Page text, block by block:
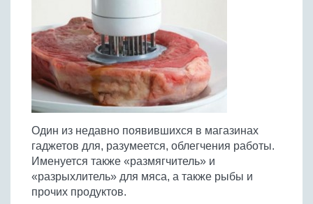
Из яиц и другие
Холодные супы
Супы-пюре
Молочные супы
Сладкие супы
Отварное мясо
Запеченное мясо
Тушеное мясо
Из мясного фарша
Из субпродуктов
Жареная рыба
Отварная и паровая
Запеченная рыба
Тушеная рыба
Из рыбного фарша
Морепродукты
Суши и роллы
Вся птица
Жареная птица
Отварная птица
Запеченная птица
Тушеная птица
Из фарша птицы
Из субпродуктов птицы
Овощи
Все овощи
Жареные овощи
Отварные овощи
Запеченные овощи
Выпечка
Вся выпечка
Торты и пирожные
Пироги и пирожки
Кексы и маффины
Печенье и булочки
Блины и оладьи
Соусы
Все соусы
Соусы к мясу
Соусы к рыбе
Соусы к овощам
Все напитки
Алкогольные напитки
Безалкогольные напитки
Заготовки
Все заготовки
Ягоды и фрукты
Десерты
Один из недавно появившихся в магазинах
гаджетов для, разумеется, облегчения работы.
Именуется также «размягчитель» и
«разрыхлитель» для мяса, а также рыбы и
прочих продуктов.